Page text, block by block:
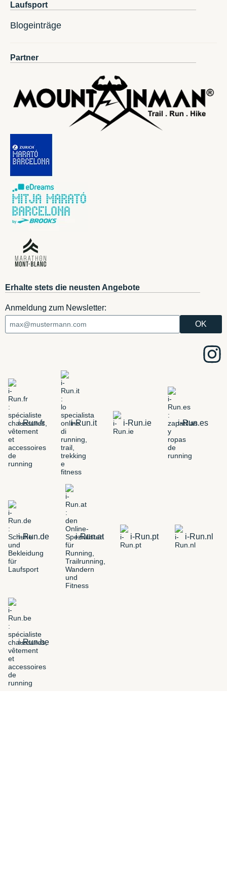
Laufsport
Blogeinträge
Partner
Erhalte stets die neusten Angebote
Anmeldung zum Newsletter:
i-Run.fr i-Run.it i-Run.ie i-Run.es
i-Run.de i-Run.at i-Run.pt i-Run.nl
i-Run.be